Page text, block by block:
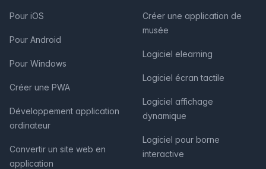
Pour iOS
Pour Android
Pour Windows
Créer une PWA
Développement application
ordinateur
Convertir un site web en
application
Créer une application de
musée
Logiciel elearning
Logiciel écran tactile
Logiciel affichage
dynamique
Logiciel pour borne
interactive